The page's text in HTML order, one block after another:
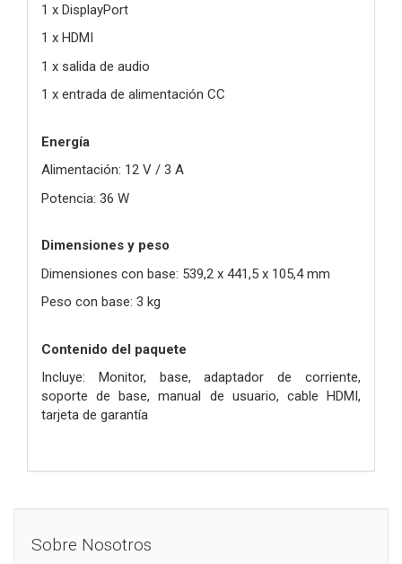
1 x DisplayPort
1 x HDMI
1 x salida de audio
1 x entrada de alimentación CC
Energía
Alimentación: 12 V / 3 A
Potencia: 36 W
Dimensiones y peso
Dimensiones con base: 539,2 x 441,5 x 105,4 mm
Peso con base: 3 kg
Contenido del paquete
Incluye: Monitor, base, adaptador de corriente,
soporte de base, manual de usuario, cable HDMI,
tarjeta de garantía
Sobre Nosotros